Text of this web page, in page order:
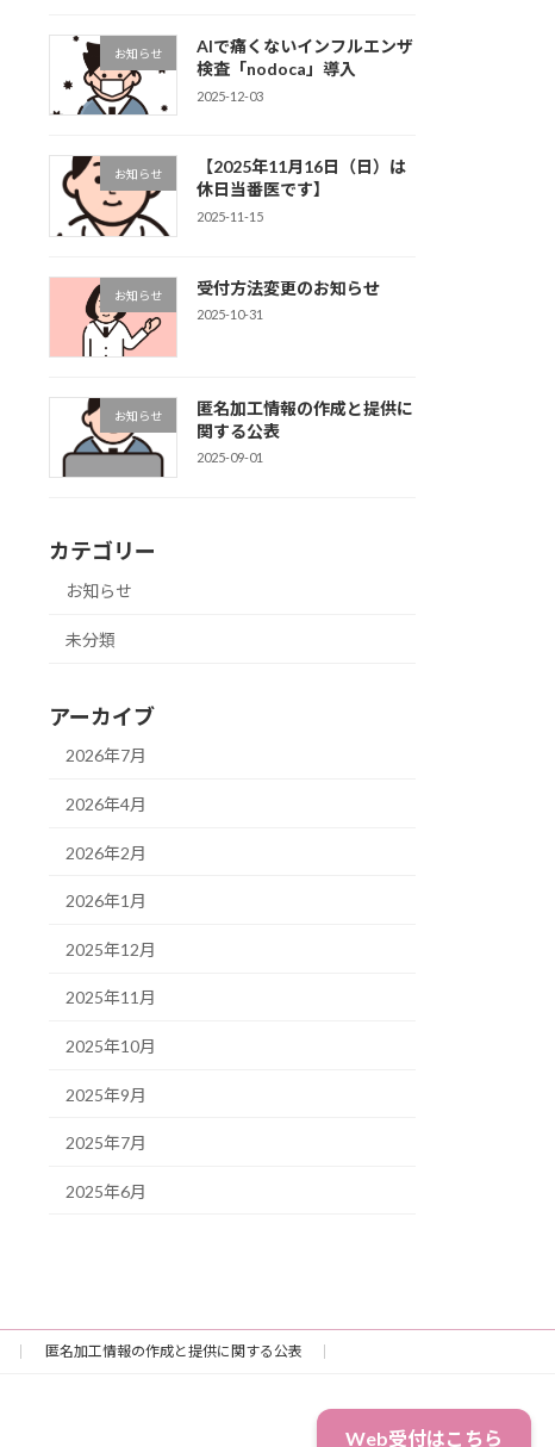
お知らせ
AIで痛くないインフルエンザ
検査「nodoca」導入
2025-12-03
お知らせ
【2025年11月16日（日）は
休日当番医です】
2025-11-15
お知らせ 受付方法変更のお知らせ
2025-10-31
お知らせ
匿名加工情報の作成と提供に
関する公表
2025-09-01
カテゴリー
お知らせ
未分類
アーカイブ
2026年7月
2026年4月
2026年2月
2026年1月
2025年12月
2025年11月
2025年10月
2025年9月
2025年7月
2025年6月
Web受付はこちら
匿名加工情報の作成と提供に関する公表